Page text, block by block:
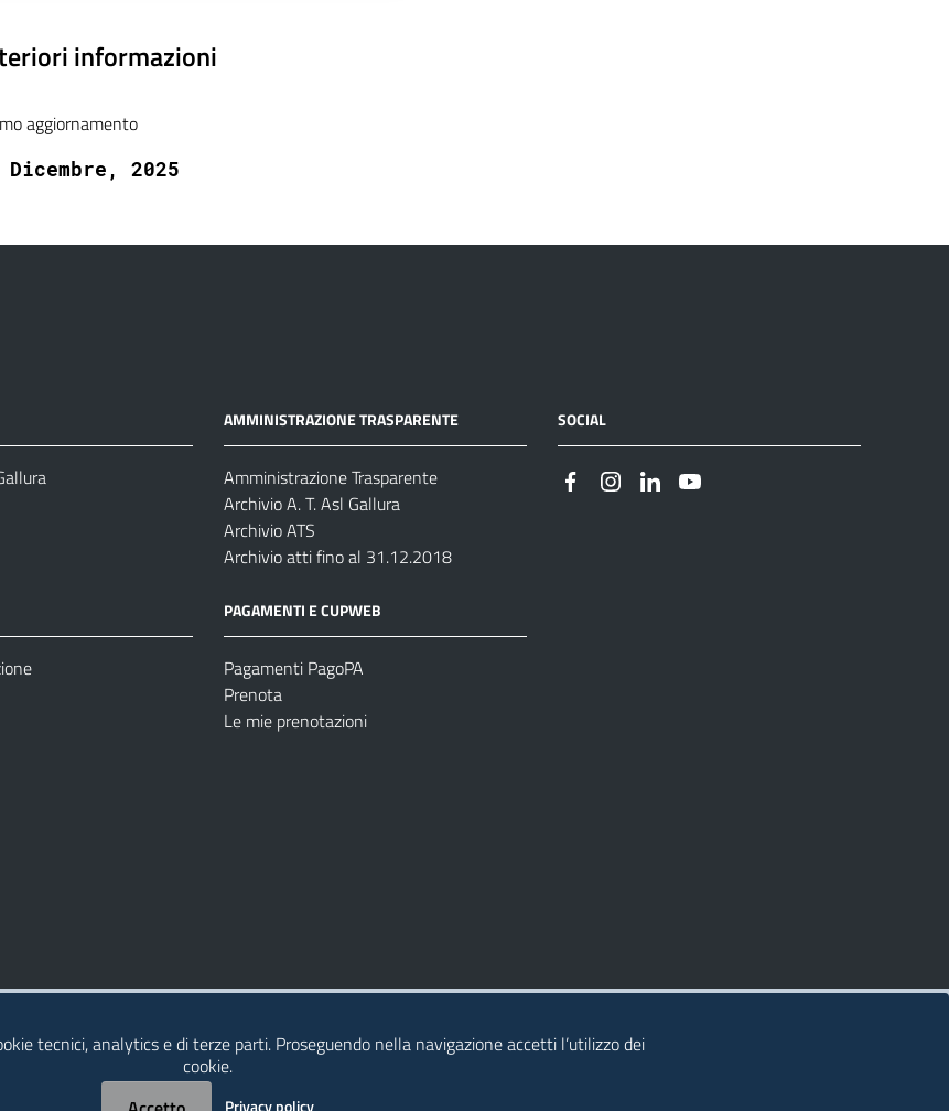
informazioni
aggiornamento
Dicembre, 2025
AMMINISTRAZIONE TRASPARENTE
Amministrazione Trasparente
Archivio A. T. Asl Gallura
Archivio ATS
Archivio atti fino al 31.12.2018
PAGAMENTI E CUPWEB
Pagamenti PagoPA
Prenota
Le mie prenotazioni
SOCIAL
tecnici, analytics e di terze parti. Proseguendo nella navigazione accetti l’utilizzo dei
cookie.
Privacy policy